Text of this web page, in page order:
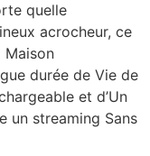
quelle
acrocheur, ce
Maison
durée de Vie de
et d’Un
un streaming Sans